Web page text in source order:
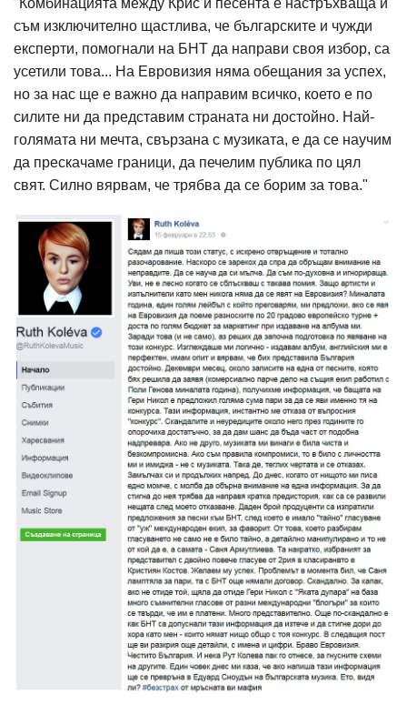
"Комбинацията между Крис и песента е настръхваща и
съм изключително щастлива, че българските и чужди
експерти, помогнали на БНТ да направи своя избор, са
усетили това... На Евровизия няма обещания за успех,
но за нас ще е важно да направим всичко, което е по
силите ни да представим страната ни достойно. Най-
голямата ни мечта, свързана с музиката, е да се научим
да прескачаме граници, да печелим публика по цял
свят. Силно вярвам, че трябва да се борим за това."